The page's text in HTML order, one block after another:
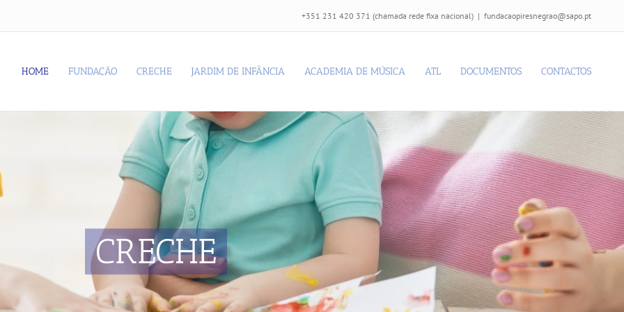
+351 231 420 371 (chamada rede fixa nacional) | fundacaopiresnegrao@sapo.pt
HOME FUNDAÇÃO CRECHE JARDIM DE INFÂNCIA ACADEMIA DE MÚSICA ATL DOCUMENTOS CONTACTOS
CRECHE